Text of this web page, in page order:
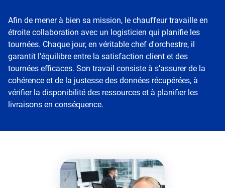
Afin de mener à bien sa mission, le chauffeur travaille en
étroite collaboration avec un logisticien qui planifie les
tournées. Chaque jour, en véritable chef d'orchestre, il
garantit l'équilibre entre la satisfaction client et des
tournées efficaces. Son travail consiste à s’assurer de la
cohérence et de la justesse des données récupérées, à
vérifier la disponibilité des ressources et à planifier les
livraisons en conséquence.